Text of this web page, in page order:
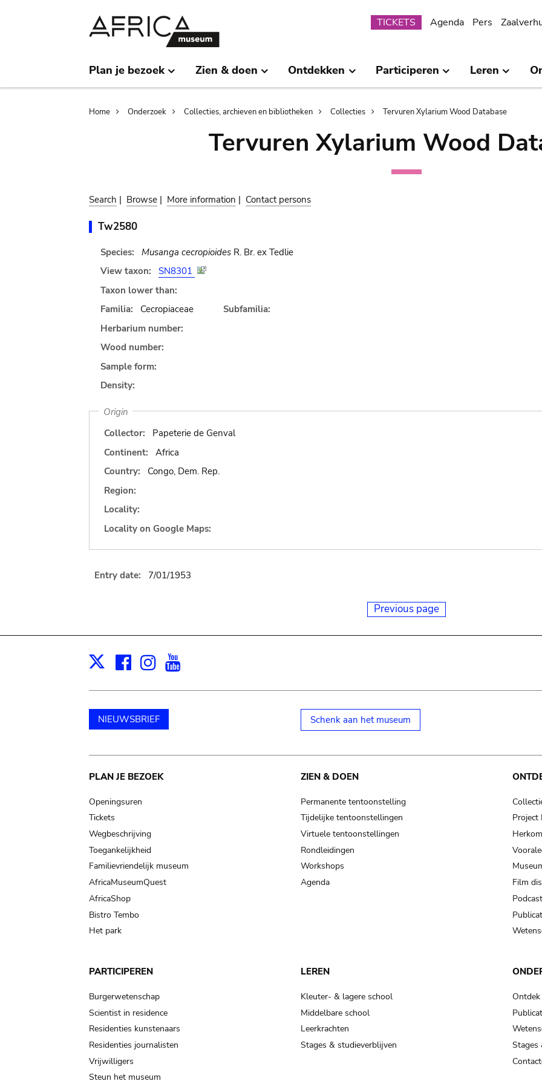
Submenu
TICKETS Agenda Pers
Plan je bezoek Zien & doen Ontdekken Participeren Leren
Breadcrumb
Home Onderzoek Collecties, archieven en bibliotheken Collecties Tervuren Xylarium Wood Database
Tervuren Xylarium Wood
Search | Browse | More information | Contact persons
Tw2580
Species: Musanga cecropioidesR. Br. ex Tedlie
View taxon:
SN8301
Taxon lower than:
Familia:
Cecropiaceae
Subfamilia:
Herbarium number:
Wood number:
Sample form:
Density:
Origin
Collector:
Papeterie de Genval
Continent:
Africa
Country:
Congo, Dem. Rep.
Region:
Locality:
Locality on Google Maps:
Entry date: 7/01/1953
Previous page
X Facebook
Instagram
NIEUWSBRIEF Schenk aan het museum
Main
navigation
PLAN JE BEZOEK
Openingsuren
Tickets
Wegbeschrijving
Toegankelijkheid
Familievriendelijk museum
AfricaMuseumQuest
AfricaShop
Bistro Tembo
Het park
ZIEN & DOEN
Permanente tentoonstelling
Tijdelijke tentoonstellingen
Virtuele tentoonstellingen
Rondleidingen
Workshops
Agenda
Project
Film
PARTICIPEREN
Burgerwetenschap
Scientist in residence
Residenties kunstenaars
Residenties journalisten
Vrijwilligers
Steun het museum
LEREN
Kleuter- & lagere school
Middelbare school
Leerkrachten
Stages & studieverblijven
Stages